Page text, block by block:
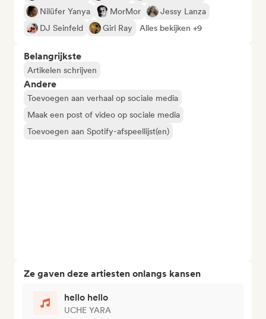
Nilüfer Yanya
MorMor
Jessy Lanza
DJ Seinfeld
Girl Ray Alles bekijken +9
Belangrijkste
Artikelen schrijven
Andere
Toevoegen aan verhaal op sociale media
Maak een post of video op sociale media
Toevoegen aan Spotify-afspeellijst(en)
Ze gaven deze artiesten onlangs kansen
hello hello
UCHE YARA